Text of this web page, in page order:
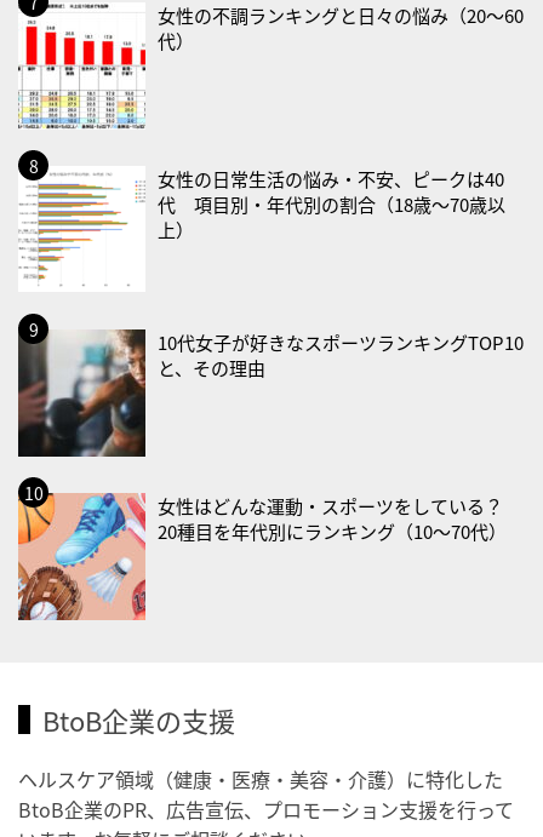
・ＥＰＡの日
2026/08/31(月)
・菜の日
・血管内破砕術（IVL）の日
2026/09/01(火)
・がん征圧月間
・世界アルツハイマー月間
・健康増進普及月間
・歯ヂカラ探究月間
・職場の健康診断実施強化月間
・大腸がん検診の日
・防災の日
2026/09/02(水)
・がん征圧月間
・世界アルツハイマー月間
・健康増進普及月間
・歯ヂカラ探究月間
・がん征圧月間
・健康増進普及月間
・歯ヂカラ探究月間
女性の不調ランキングと日々の悩み（20〜60
代）
女性の日常生活の悩み・不安、ピークは40
代 項目別・年代別の割合（18歳〜70歳以
上）
10代女子が好きなスポーツランキングTOP10
と、その理由
女性はどんな運動・スポーツをしている？
20種目を年代別にランキング（10〜70代）
BtoB企業の支援
ヘルスケア領域（健康・医療・美容・介護）に特化した
BtoB企業のPR、広告宣伝、プロモーション支援を行って